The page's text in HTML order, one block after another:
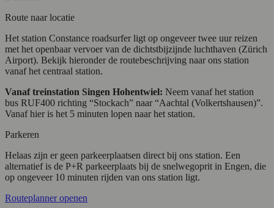
Route naar locatie
Het station Constance roadsurfer ligt op ongeveer twee uur reizen
met het openbaar vervoer van de dichtstbijzijnde luchthaven (Zürich
Airport). Bekijk hieronder de routebeschrijving naar ons station
vanaf het centraal station.
Vanaf treinstation Singen Hohentwiel: Neem vanaf het station
bus RUF400 richting “Stockach” naar “Aachtal (Volkertshausen)”.
Vanaf hier is het 5 minuten lopen naar het station.
Parkeren
Helaas zijn er geen parkeerplaatsen direct bij ons station. Een
alternatief is de P+R parkeerplaats bij de snelwegoprit in Engen, die
op ongeveer 10 minuten rijden van ons station ligt.
Routeplanner openen